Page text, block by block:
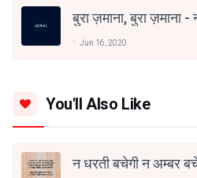
बुरा ज़माना, बुरा ज़माना -
Jun 16, 2020
You'll Also Like
न धरती बचेगी न अम्बर